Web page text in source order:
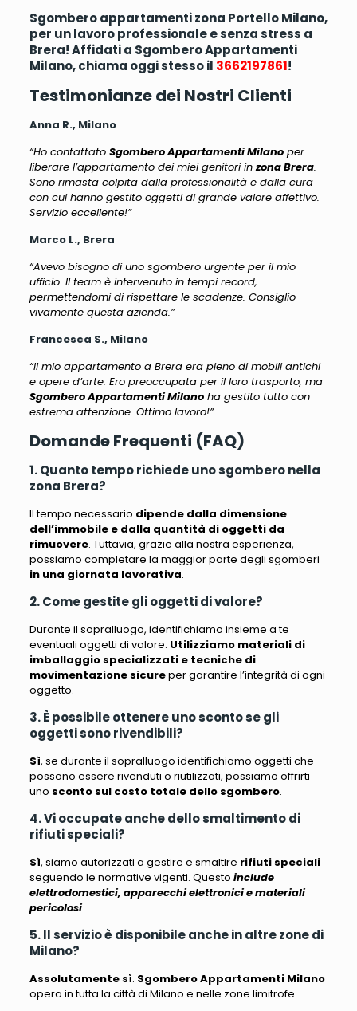
Sgombero appartamenti zona Portello Milano,
per un lavoro professionale e senza stress a
Brera! Affidati a Sgombero Appartamenti
Milano, chiama oggi stesso il 3662197861!
Testimonianze dei Nostri Clienti
Anna R., Milano
“Ho contattato Sgombero Appartamenti Milanoper
liberare l’appartamento dei miei genitori inzona Brera.
Sono rimasta colpita dalla professionalità e dalla cura
con cui hanno gestito oggetti di grande valore affettivo.
Servizio eccellente!”
Marco L., Brera
“Avevo bisogno di uno sgombero urgente per il mio
ufficio. Il team è intervenuto in tempi record,
permettendomi di rispettare le scadenze. Consiglio
vivamente questa azienda.”
Francesca S., Milano
“Il mio appartamento a Brera era pieno di mobili antichi
e opere d’arte. Ero preoccupata per il loro trasporto, ma
Sgombero Appartamenti Milanoha gestito tutto con
estrema attenzione. Ottimo lavoro!”
Domande Frequenti (FAQ)
1. Quanto tempo richiede uno sgombero nella
zona Brera?
Il tempo necessario dipende dalla dimensione
dell’immobile e dalla quantità di oggetti da
rimuovere. Tuttavia, grazie alla nostra esperienza,
possiamo completare la maggior parte degli sgomberi
in una giornata lavorativa.
2. Come gestite gli oggetti di valore?
Durante il sopralluogo, identifichiamo insieme a te
eventuali oggetti di valore. Utilizziamo materiali di
imballaggio specializzati e tecniche di
movimentazione sicureper garantire l’integrità di ogni
oggetto.
3. È possibile ottenere uno sconto se gli
oggetti sono rivendibili?
Sì, se durante il sopralluogo identifichiamo oggetti che
possono essere rivenduti o riutilizzati, possiamo offrirti
uno sconto sul costo totale dello sgombero.
4. Vi occupate anche dello smaltimento di
rifiuti speciali?
Sì, siamo autorizzati a gestire e smaltire rifiuti speciali
seguendo le normative vigenti. Questo include
elettrodomestici, apparecchi elettronici e materiali
pericolosi.
5. Il servizio è disponibile anche in altre zone di
Milano?
Assolutamente sì. Sgombero Appartamenti Milano
opera in tutta la città di Milano e nelle zone limitrofe.